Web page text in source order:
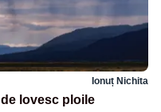
Ionuț Nichita
lovesc ploile